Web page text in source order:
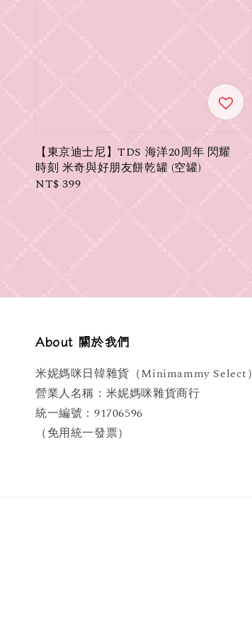
【東京迪士尼】TDS 海洋20周年 閃耀
時刻 米奇與好朋友餅乾罐 (空罐)
Regular
NT$ 399
About 關於我們
米妮媽咪日韓雜貨（Minimammy Select）
營業人名稱：米妮媽咪雜貨商行
統一編號：91706596
（免用統一發票）